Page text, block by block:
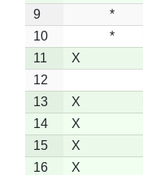
9
*
10
*
11
X
12
13
X
14
X
15
X
16
X